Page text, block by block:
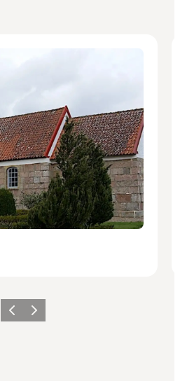
Vorherige Folie
Nächste Folie